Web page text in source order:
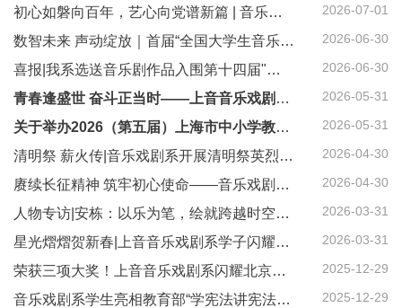
初心如磐向百年，艺心向党谱新篇 | 音乐戏剧系庆祝中国共产党成立105周年 2026-07-01
数智未来 声动绽放｜首届“全国大学生音乐剧创演大赛”落户上音，全新启幕 2026-06-30
喜报|我系选送音乐剧作品入围第十四届"桃李杯"全国青少年舞蹈教育教学成果展示 2026-06-30
青春逢盛世 奋斗正当时——上音音乐戏剧系青年学子携原创红色音乐剧《忠诚》走进社区致敬退役军人 2026-05-31
关于举办2026（第五届）上海市中小学教师音乐剧 “创、编、演”实训工作坊的通知 2026-05-31
清明祭 薪火传|音乐戏剧系开展清明祭英烈活动 2026-04-30
赓续长征精神 筑牢初心使命——音乐戏剧系党总支赴中共一大纪念馆开展主题党日活动 2026-04-30
人物专访|安栋：以乐为笔，绘就跨越时空的长安 2026-03-31
星光熠熠贺新春|上音音乐戏剧系学子闪耀2026年新春文艺展演 2026-03-31
荣获三项大奖！上音音乐戏剧系闪耀北京天桥音乐剧年度盛典 2025-12-29
音乐戏剧系学生亮相教育部“学宪法讲宪法”十周年总结晚会 2025-12-29